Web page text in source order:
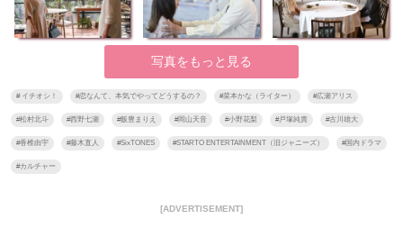
写真をもっと見る
#イチオシ！ #恋なんて、本気でやってどうするの？ #菜本かな（ライター） #広瀬アリス
#松村北斗 #西野七瀬 #飯豊まりえ #岡山天音 #小野花梨 #戸塚純貴 #古川雄大
#香椎由宇 #藤木直人 #SixTONES #STARTO ENTERTAINMENT（旧ジャニーズ） #国内ドラマ
#カルチャー
[ADVERTISEMENT]